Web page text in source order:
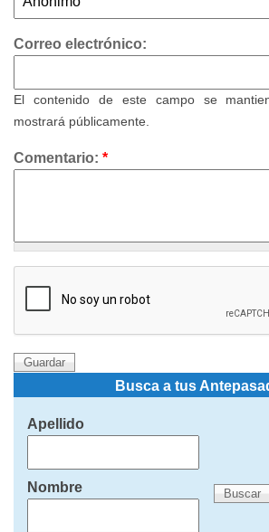
Correo electrónico:
El contenido de este campo se
mostrará públicamente.
Comentario: *
Busca a tus
Apellido
Nombre